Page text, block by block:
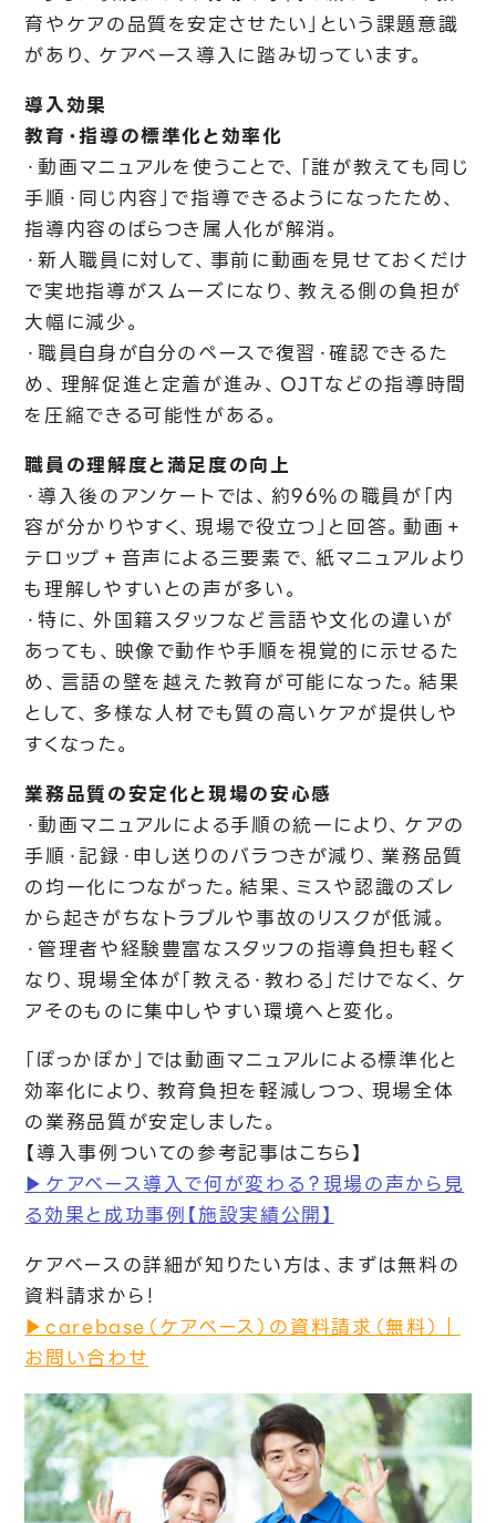
育やケアの品質を安定させたい」という課題意識
があり、ケアベース導入に踏み切っています。
導入効果
教育・指導の標準化と効率化
・動画マニュアルを使うことで、「誰が教えても同じ
手順・同じ内容」で指導できるようになったため、
指導内容のばらつき属人化が解消。
・新人職員に対して、事前に動画を見せておくだけ
で実地指導がスムーズになり、教える側の負担が
大幅に減少。
・職員自身が自分のペースで復習・確認できるた
め、理解促進と定着が進み、OJTなどの指導時間
を圧縮できる可能性がある。
職員の理解度と満足度の向上
・導入後のアンケートでは、約96%の職員が「内
容が分かりやすく、現場で役立つ」と回答。動画＋
テロップ＋音声による三要素で、紙マニュアルより
も理解しやすいとの声が多い。
・特に、外国籍スタッフなど言語や文化の違いが
あっても、映像で動作や手順を視覚的に示せるた
め、言語の壁を越えた教育が可能になった。結果
として、多様な人材でも質の高いケアが提供しや
すくなった。
業務品質の安定化と現場の安心感
・動画マニュアルによる手順の統一により、ケアの
手順・記録・申し送りのバラつきが減り、業務品質
の均一化につながった。結果、ミスや認識のズレ
から起きがちなトラブルや事故のリスクが低減。
・管理者や経験豊富なスタッフの指導負担も軽く
なり、現場全体が「教える・教わる」だけでなく、ケ
アそのものに集中しやすい環境へと変化。
「ぽっかぽか」では動画マニュアルによる標準化と
効率化により、教育負担を軽減しつつ、現場全体
の業務品質が安定しました。
【導入事例ついての参考記事はこちら】
▶ケアベース導入で何が変わる？現場の声から見
る効果と成功事例【施設実績公開】
ケアベースの詳細が知りたい方は、まずは無料の
資料請求から！
▶carebase（ケアベース）の資料請求（無料）｜
お問い合わせ